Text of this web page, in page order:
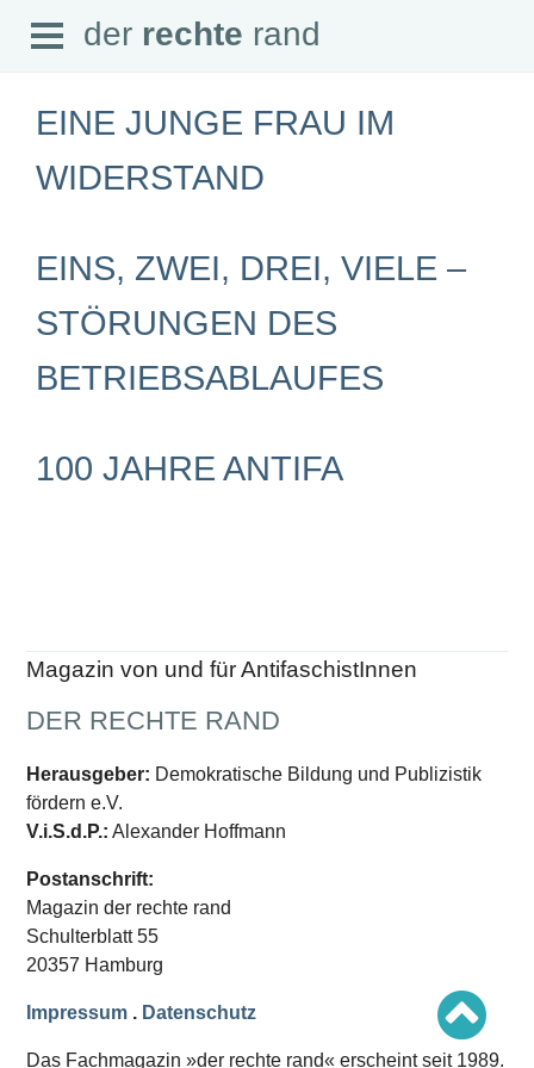
der rechte rand
Home
Suche
Magazin
Abonnement
Downloads
SCHWERPUNKTE
Ausgaben Übersicht
Ausgabe 220
Ausgabe 219
Ausgabe 218
Ausgabe 217
Open
Menu
der rechte rand
EINE JUNGE FRAU IM
WIDERSTAND
EINS, ZWEI, DREI, VIELE –
STÖRUNGEN DES
BETRIEBSABLAUFES
100 JAHRE ANTIFA
Magazin von und für AntifaschistInnen
DER RECHTE RAND
Herausgeber: Demokratische Bildung und Publizistik
fördern e.V.
V.i.S.d.P.: Alexander Hoffmann
Postanschrift:
Magazin der rechte rand
Schulterblatt 55
20357 Hamburg
Impressum . Datenschutz
Das Fachmagazin »der rechte rand« erscheint seit 1989.